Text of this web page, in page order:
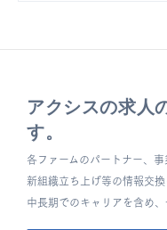
アクシスの求人
す。
各ファームのパートナー、
新組織立ち上げ等の情報交換
中長期でのキャリアを含め、